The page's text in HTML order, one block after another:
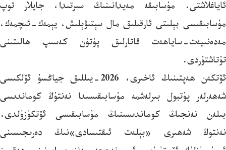
ئاياغلاشتى. مۇسابىقە مەيدانىنىڭ سىرتىدا، جايلار توپ
مۇسابىقىسى بېلىتى ئارقىلىق مال سېتىۋېلىش، يېمەك-ئىچمەك،
مەدەنىيەت-ساياھەت قاتارلىق پۈتۈن كەسىپ ھالىتىنى
تۇتاشتۇردى.
ئۆتكەن ھەپتىنىڭ ئاخىرى، 2026-يىللىق جياڭسۇ ئۆلكىسى
شەھەرلەر پۇتبول بىرلەشمە مۇسابىقىسىدا نەنتۇڭ كوماندىسى
بىلەن نەنجىڭ كوماندىسىنىڭ مۇسابىقىسى ئۆتكۈزۈلدى.
نەنتوڭ شەھىرى «بېلەت ئىقتىسادى»نىڭ دەرىجىسىنى